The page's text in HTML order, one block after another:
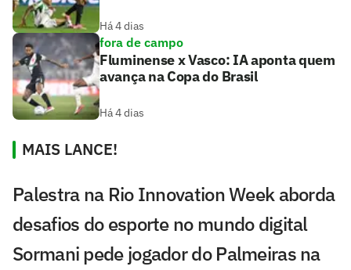
Há 4 dias
fora de campo
Fluminense x Vasco: IA aponta quem
avança na Copa do Brasil
Há 4 dias
MAIS LANCE!
Palestra na Rio Innovation Week aborda
desafios do esporte no mundo digital
Sormani pede jogador do Palmeiras na